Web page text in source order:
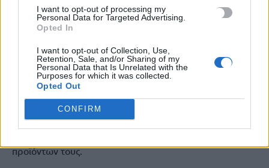
I want to opt-out of processing my
Personal Data for Targeted Advertising.
Opted In
I want to opt-out of Collection, Use,
Retention, Sale, and/or Sharing of my
Personal Data that Is Unrelated with the
Purposes for which it was collected.
Opted Out
CONFIRM
θέσει ως στόχο τη μετάβαση σε κυκλική οικονομία,
όπου τα προϊόντα θα σχεδιάζονται ώστε να διαρκούν
περισσότερο, να επισκευάζονται πιο εύκολα και να
ανακυκλώνονται καλύτερα. Από τον Ιανουάριο του
2025, τα κράτη μέλη της ΕΕ υποχρεούνται να συλλέγουν
χωριστά τα υφάσματα για επαναχρησιμοποίηση και
ανακύκλωση. Παράλληλα, νέοι κανόνες προβλέπουν ότι
οι παραγωγοί ρούχων, υποδημάτων και άλλων
κλωστοϋφαντουργικών προϊόντων θα καλύπτουν το
προϊόντων τους.